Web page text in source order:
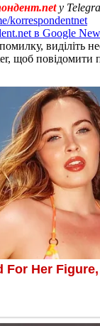
у
korrespondentnet
в Google
виділіть
щоб повідомити